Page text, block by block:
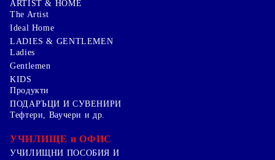
ARTIST & HOME
The Artist
Ideal Home
LADIES & GENTLEMEN
Ladies
Gentlemen
KIDS
Продукти
ПОДАРЪЦИ И СУВЕНИРИ
Тефтери, Ваучери и др.
УЧИЛИЩЕ и ОФИС
УЧИЛИЩНИ ПОСОБИЯ И